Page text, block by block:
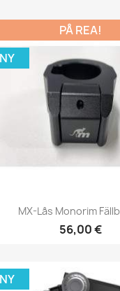
Snabbvy
MX-Lås Monorim
56,00 €
PÅ REA!
NY
NY